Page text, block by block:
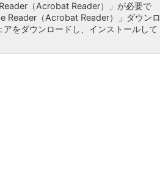
（Acrobat Reader）」が必要で
Reader（Acrobat Reader）」ダウンロ
をダウンロードし、インストールして